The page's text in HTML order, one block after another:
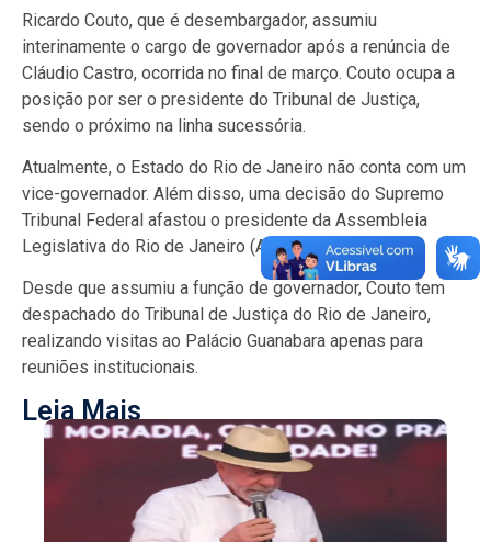
Ricardo Couto, que é desembargador, assumiu
interinamente o cargo de governador após a renúncia de
Cláudio Castro, ocorrida no final de março. Couto ocupa a
posição por ser o presidente do Tribunal de Justiça,
sendo o próximo na linha sucessória.
Atualmente, o Estado do Rio de Janeiro não conta com um
vice-governador. Além disso, uma decisão do Supremo
Tribunal Federal afastou o presidente da Assembleia
Legislativa do Rio de Janeiro (Alerj).
Desde que assumiu a função de governador, Couto tem
despachado do Tribunal de Justiça do Rio de Janeiro,
realizando visitas ao Palácio Guanabara apenas para
reuniões institucionais.
Leia Mais